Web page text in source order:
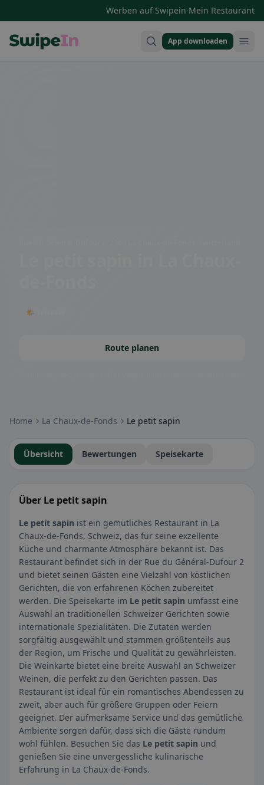
Werben auf Swipein·Mein Restaurant
App downloaden
🌤 Terrasse
Route planen
Home La Chaux-de-Fonds Le petit sapin
Übersicht Bewertungen Speisekarte
Über Le petit sapin
Le petit sapin ist ein gemütliches Restaurant in La
Chaux-de-Fonds, Schweiz, das für seine exzellente
Küche und charmante Atmosphäre bekannt ist. Das
Restaurant befindet sich in der Rue du Général-Dufour 2
und bietet seinen Gästen eine Vielzahl von köstlichen
Gerichten, die von erfahrenen Köchen zubereitet
werden. Die Speisekarte im Le petit sapin umfasst eine
Auswahl an traditionellen Schweizer Gerichten sowie
internationale Spezialitäten. Die Zutaten werden
sorgfältig ausgewählt und stammen größtenteils aus
der Region, um Frische und Qualität zu gewährleisten.
Die Weinkarte bietet eine breite Auswahl an Schweizer
Weinen, die perfekt zu den Gerichten passen. Das
Restaurant ist ideal für ein romantisches Abendessen zu
zweit, aber auch für größere Gruppen oder Feiern
geeignet. Der aufmerksame Service und das gemütliche
Ambiente sorgen dafür, dass sich die Gäste rundum
wohl fühlen. Besuchen Sie das Le petit sapin und
genießen Sie eine unvergessliche kulinarische
Erfahrung in La Chaux-de-Fonds.